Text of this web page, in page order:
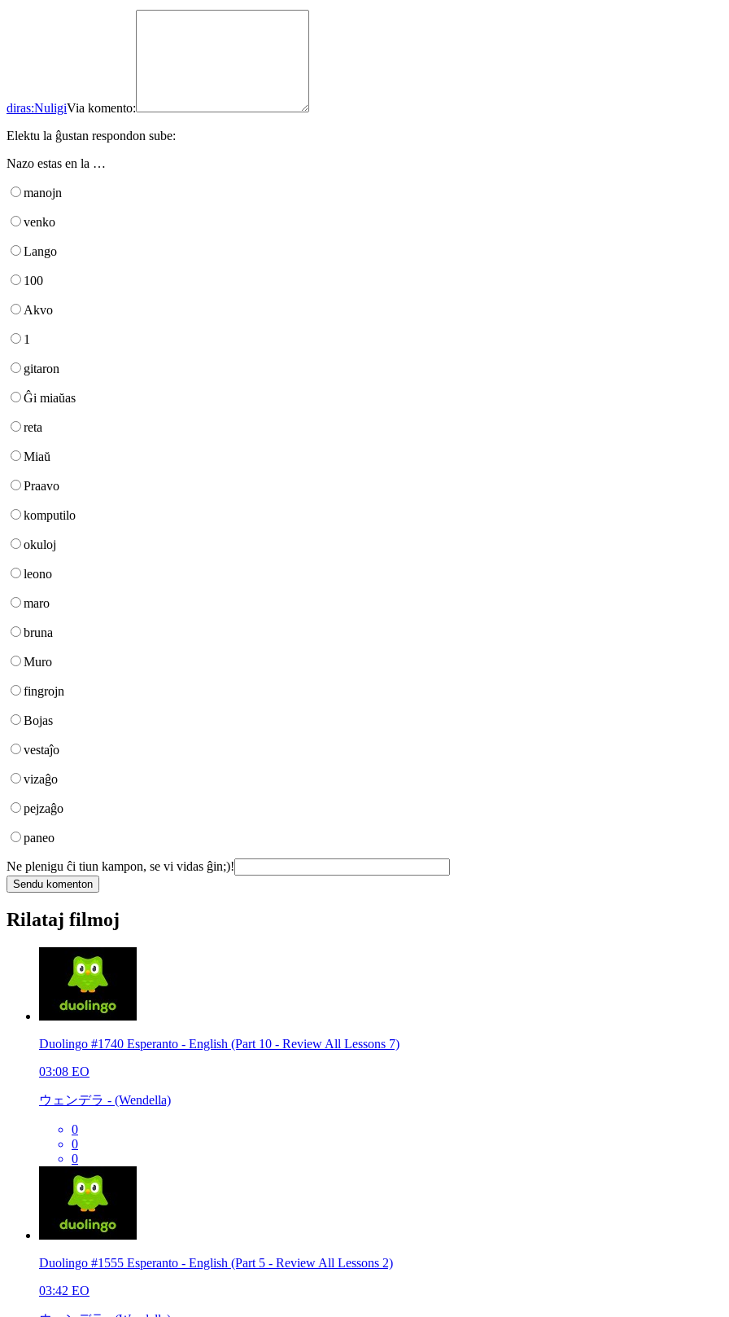
diras:NuligiVia komento:
Elektu la ĝustan respondon sube:
Nazo estas en la …
manojn
venko
Lango
100
Akvo
1
gitaron
Ĝi miaŭas
reta
Miaŭ
Praavo
komputilo
okuloj
leono
maro
bruna
Muro
fingrojn
Bojas
vestaĵo
vizaĝo
pejzaĝo
paneo
Ne plenigu ĉi tiun kampon, se vi vidas ĝin;)!
Rilataj filmoj
Duolingo #1740 Esperanto - English (Part 10 - Review All Lessons 7)
03:08 EO
ウェンデラ - (Wendella)
0
0
0
Duolingo #1555 Esperanto - English (Part 5 - Review All Lessons 2)
03:42 EO